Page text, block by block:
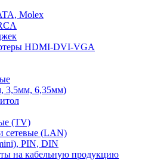
Molex
HDMI-DVI-VGA
3,5мм, 6,35мм)
(TV)
сетевые (LAN)
PIN, DIN
на кабельную продукцию